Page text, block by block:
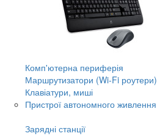
Комп'ютерна периферія
Маршрутизатори (Wi-Fi роутери)
Клавіатури, миші
Пристрої автономного живлення
Зарядні станції